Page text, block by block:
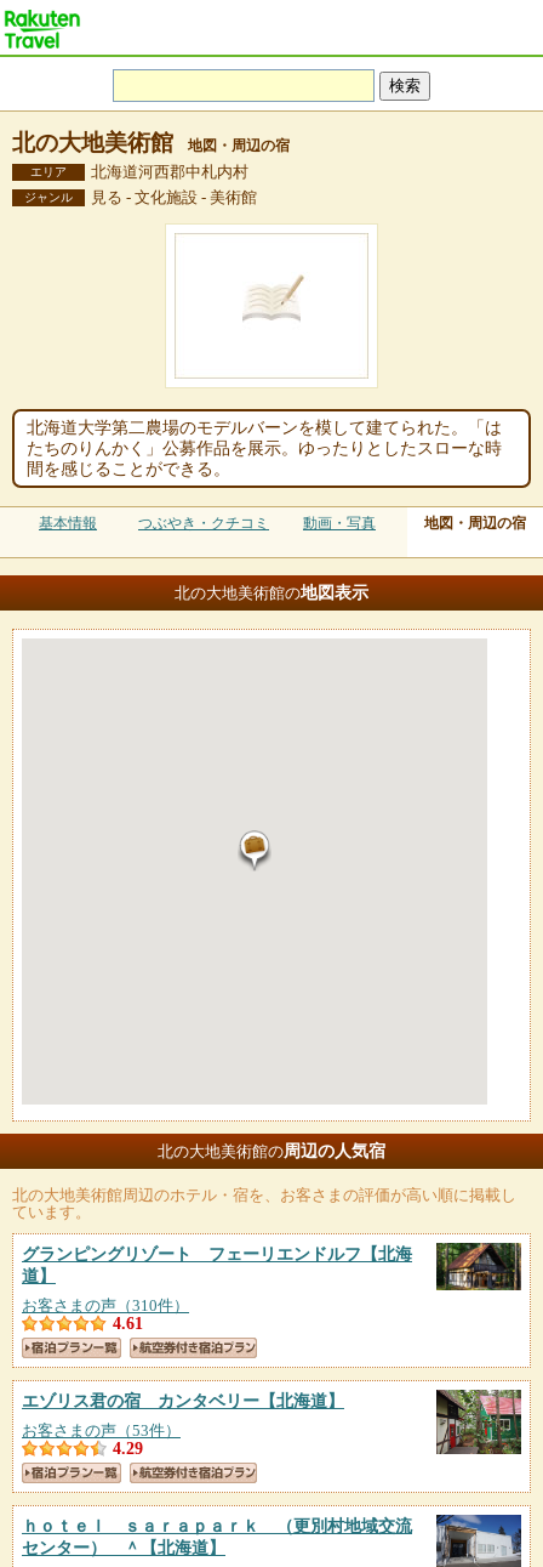
北の大地美術館 地図・周辺の宿
エリア 北海道河西郡中札内村
ジャンル 見る - 文化施設 - 美術館
北海道大学第二農場のモデルバーンを模して建てられた。「は
たちのりんかく」公募作品を展示。ゆったりとしたスローな時
間を感じることができる。
基本情報 つぶやき・クチコミ 動画・写真 地図・周辺の宿
北の大地美術館の地図表示
北の大地美術館の周辺の人気宿
北の大地美術館周辺のホテル・宿を、お客さまの評価が高い順に掲載し
ています。
グランピングリゾート フェーリエンドルフ 【北海
道】
お客さまの声（310件）
4.61
エゾリス君の宿 カンタベリー 【北海道】
お客さまの声（53件）
4.29
ｈｏｔｅｌ ｓａｒａｐａｒｋ （更別村地域交流
センター） ＾
【北海道】